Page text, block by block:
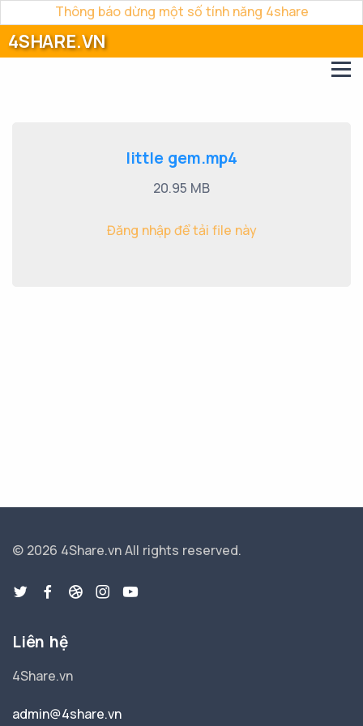
Thông báo dừng một số tính năng 4share
4SHARE.VN
little gem.mp4
20.95 MB
Đăng nhập để tải file này
© 2026 4Share.vnAll rights reserved.
Liên hệ
4Share.vn
admin@4share.vn